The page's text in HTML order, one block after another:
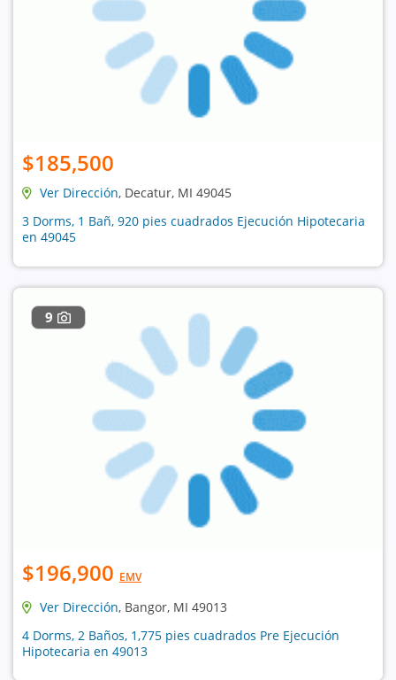
$185,500
Ver Dirección, Decatur, MI 49045
3 Dorms, 1 Bañ, 920 pies cuadrados Ejecución Hipotecaria
en 49045
9
$196,900 EMV
Ver Dirección, Bangor, MI 49013
4 Dorms, 2 Baños, 1,775 pies cuadrados Pre Ejecución
Hipotecaria en 49013